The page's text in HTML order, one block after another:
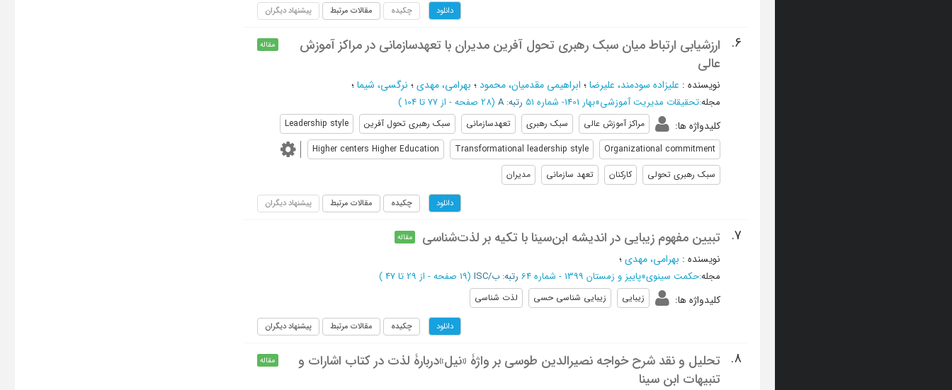
دانلود چکیده مقالات مرتبط پیشنهاد دیگران
6.
ارزشیابی ارتباط میان سبک رهبری تحول آفرین مدیران با تعهدسازمانی در مراکز آموزش
عالی
مقاله
نویسنده : علیزاده سودمند، علیرضا؛ ابراهیمی مقدمیان، محمود؛ بهرامی، مهدی؛ نرگسی، شیما؛
مجله:تحقیقات مدیریت آموزشی»بهار 1401- شماره 51 رتبه: A (‎28 صفحه - از 77 تا 104 )
کلیدواژه ها: مراکز آموزش عالی سبک رهبری تعهدسازمانی سبک رهبری تحول آفرین
Leadership style
Organizational commitment
Transformational leadership style
Higher centers Higher Education
سبک رهبری تحولی
کارکنان تعهد سازمانی مدیران
دانلود چکیده مقالات مرتبط پیشنهاد دیگران
7. تبیین مفهوم زیبایی در اندیشه ابن‌سینا با تکیه بر لذت‌شناسی مقاله
نویسنده : بهرامی، مهدی؛
مجله:حکمت سینوی»پاییز و زمستان 1399 - شماره 64 رتبه: ب/ISC (‎19 صفحه - از 29 تا 47 )
کلیدواژه ها: زیبایی زیبایی شناسی حسی لذت شناسی
دانلود چکیده مقالات مرتبط پیشنهاد دیگران
8.
تحلیل و نقد شرح خواجه نصیرالدین طوسی بر واژۀ «نیل»دربارۀ لذت در کتاب اشارات و
تنبیهات ابن سینا
مقاله